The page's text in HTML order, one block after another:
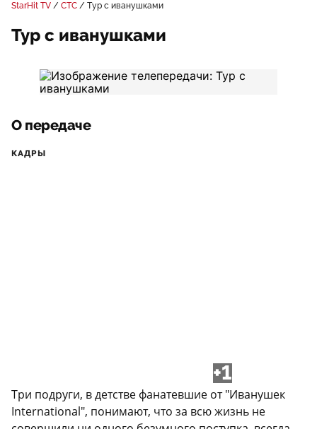
StarHit TV СТС Тур с иванушками
Тур с иванушками
О передаче
КАДРЫ
+1
Три подруги, в детстве фанатевшие от "Иванушек
International", понимают, что за всю жизнь не